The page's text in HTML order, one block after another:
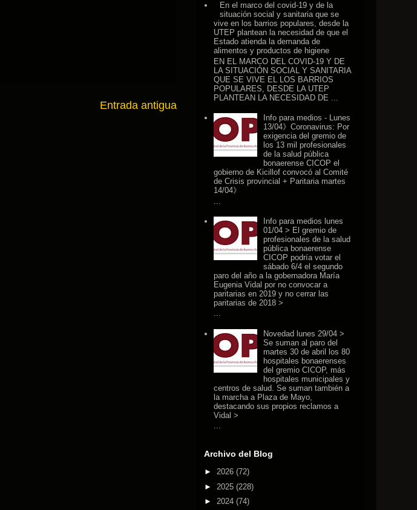
Entrada antigua
En el marco del covid-19 y de la
situación social y sanitaria que se
vive en los barrios populares, desde la
UTEP plantean la necesidad de que el
Estado atienda la demanda de
alimentos y productos de higiene
EN EL MARCO DEL COVID-19 Y DE
LA SITUACIÓN SOCIAL Y SANITARIA
QUE SE VIVE EL LOS BARRIOS
POPULARES, DESDE LA UTEP
PLANTEAN LA NECESIDAD DE ...
Info para medios - Lunes
13/04》Coronavirus: Por
exigencia del gremio de
los 13 mil profesionales
de la salud pública
bonaerense CICOP el
gobierno de Kicillof convocó al Comité
de Crisis provincial + Paritaria martes
14/04》
Info para medios lunes
01/04 > El gremio de
profesionales de la salud
pública bonaerense
CICOP podría votar el
sábado 6/4 el segundo
paro del año a la gobernadora María
Eugenia Vidal por no convocar a
paritarias en 2019 y no cerrar las
paritarias de 2018 >
...
Novedad lunes 29/04 >
Se suman al paro del
martes 30 de abril los 80
hospitales bonaerenses
del gremio CICOP, más
hospitales municipales y
centros de salud. Se suman también a
la marcha a Plaza de Mayo,
destacando sus propios reclamos a
Vidal >
...
Archivo del Blog
► 2026 (72)
► 2025 (228)
► 2024 (74)